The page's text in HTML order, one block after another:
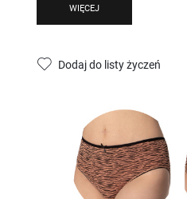
WIĘCEJ
Dodaj do listy życzeń